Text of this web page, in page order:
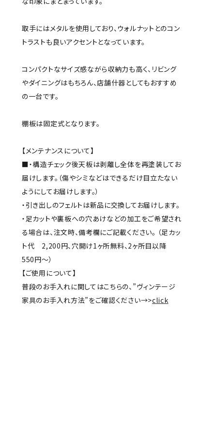
取手にはメタルを使用しており、ウォルナットとのコン
トラストも良いアクセントとなっています。
コンパクトなサイズ感ながら収納力も高く、リビング
やダイニングはもちろん、店舗什器としてもおすすめ
の一台です。
棚板は固定式となります。
【メンテナンスについて】
■・構造チェック後天板は剥離し全体を再塗装してお
届けします。（傷やシミなどはできるだけ目立たない
ようにしてお届けします。）
・引き出しのフェルトは新品に交換してお届けします。
・足カットや裏板への穴あけなどの加工をご希望され
る場合は、注文時、備考欄にご記載ください。 （足カッ
ト代 2,200円、穴開け1ヶ所無料、2ヶ所目以降
550円～）
【ご使用について】
普段のお手入れに関してはこちらの、”ヴィンテージ
家具のお手入れ方法”をご確認ください→>click